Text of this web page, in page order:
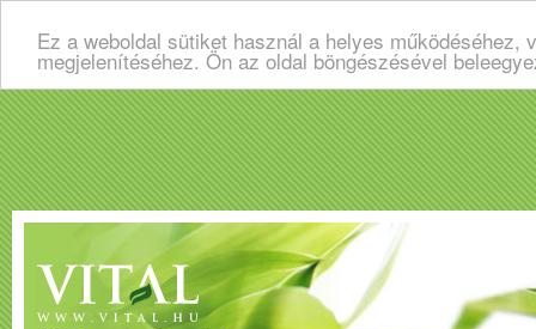
Ez a weboldal sütiket használ a helyes
megjelenítéséhez. Ön az oldal böngészésével